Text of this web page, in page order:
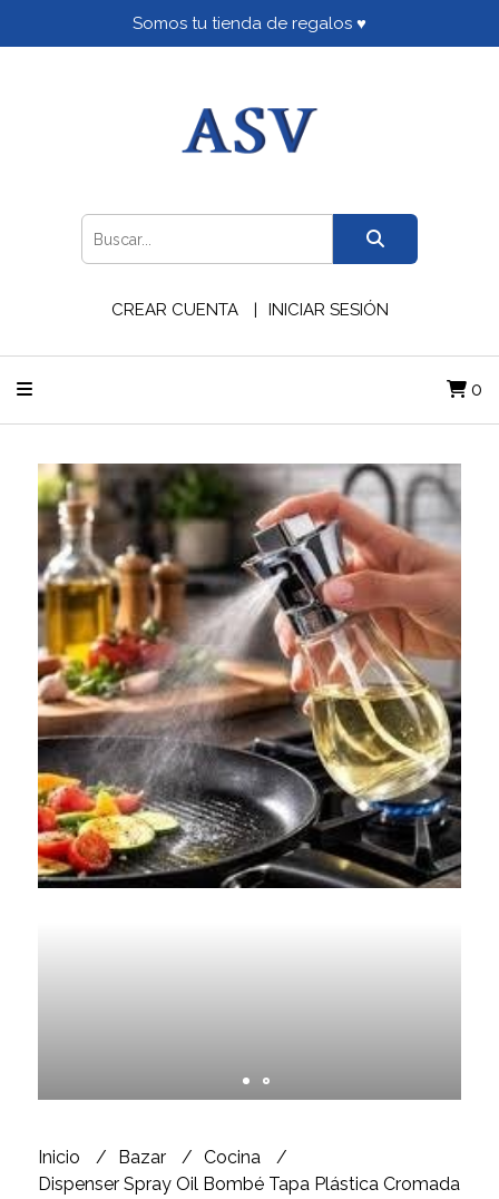
Somos tu tienda de regalos ♥
CREAR CUENTA INICIAR SESIÓN
0
Inicio Bazar
Cocina
Dispenser Spray Oil Bombé Tapa Plástica Cromada